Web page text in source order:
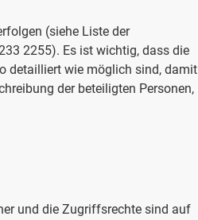
(siehe Liste der
2255). Es ist wichtig, dass die
detailliert wie möglich sind, damit
der beteiligten Personen,
und die Zugriffsrechte sind auf